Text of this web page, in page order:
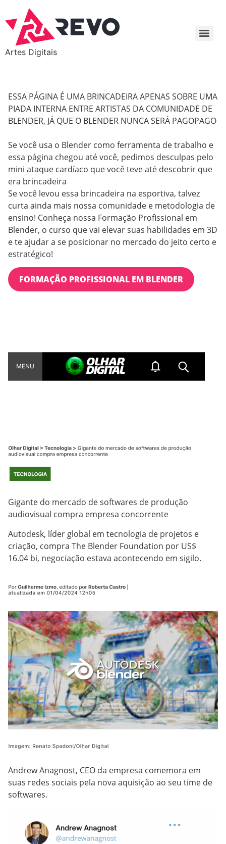
Artes Digitais
ESSA PÁGINA É UMA BRINCADEIRA APENAS SOBRE UMA
PIADA INTERNA ENTRE ARTISTAS DA COMUNIDADE DE
BLENDER, JÁ QUE O BLENDER NUNCA SERÁ PAGOPAGO
Se você usa o Blender como ferramenta de trabalho e
essa página chegou até você, pedimos desculpas pelo
mini ataque cardíaco que você teve até descobrir que
era brincadeira
Se você levou essa brincadeira na esportiva, talvez
curta ainda mais nossa comunidade e metodologia de
ensino! Conheça nossa Formação Profissional em
Blender, o curso que vai elevar suas habilidades em 3D
e te ajudar a se posicionar no mercado do jeito certo e
estratégico!
FORMAÇÃO PROFISSIONAL EM BLENDER
Gigante do mercado de softwares de produção
audiovisual compra empresa concorrente
Autodesk, líder global em tecnologia de projetos e
criação, compra The Blender Foundation por US$
16.04 bi, negociação estava acontecendo em sigilo.
Andrew Anagnost, CEO da empresa comemora em
suas redes sociais pela nova aquisição ao seu time de
softwares.